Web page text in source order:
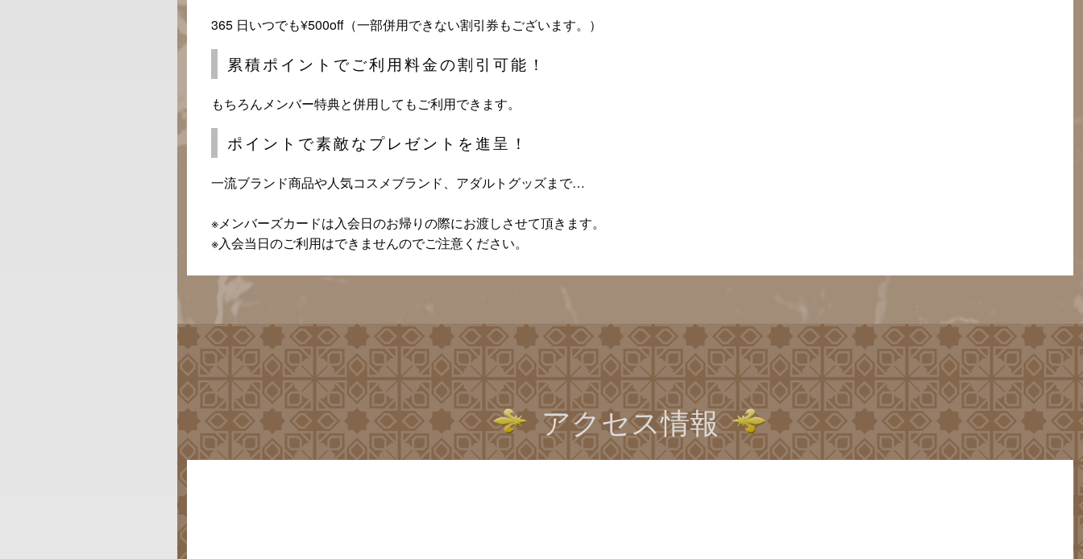
365 日いつでも¥500off（一部併用できない割引券もございます。）
累積ポイントでご利用料金の割引可能！
もちろんメンバー特典と併用してもご利用できます。
ポイントで素敵なプレゼントを進呈！
一流ブランド商品や人気コスメブランド、アダルトグッズまで…
※メンバーズカードは入会日のお帰りの際にお渡しさせて頂きます。
※入会当日のご利用はできませんのでご注意ください。
アクセス情報